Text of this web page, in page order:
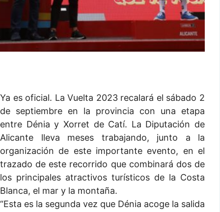
Ya es oficial. La Vuelta 2023 recalará el sábado 2
de septiembre en la provincia con una etapa
entre Dénia y Xorret de Catí. La Diputación de
Alicante lleva meses trabajando, junto a la
organización de este importante evento, en el
trazado de este recorrido que combinará dos de
los principales atractivos turísticos de la Costa
Blanca, el mar y la montaña.
“Esta es la segunda vez que Dénia acoge la salida